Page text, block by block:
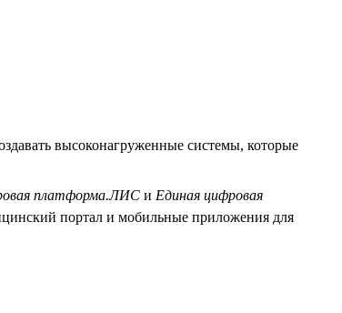
высоконагруженные системы, которые
платформа.ЛИС и Единая цифровая
портал и мобильные приложения для